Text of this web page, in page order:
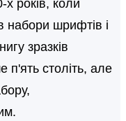
років, коли
набори шрифтів і
зразків
століть, але